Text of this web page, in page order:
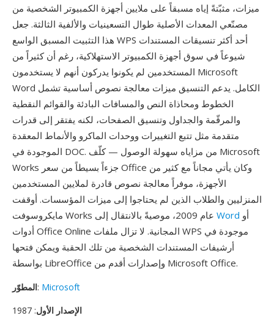
ميزات، مثبّتةً إياه مسبقاً على ملايين أجهزة الكمبيوتر الشخصية من
مصنّعي المعدات الأصلية طوال التسعينيات والألفية الثالثة. جعل
هذا التثبيت المسبق الواسع WPS أحد أكثر تنسيقات المستندات
شيوعاً في سوق أجهزة الكمبيوتر الاستهلاكية، رغم أن كثيراً من
المستخدمين لم يكونوا يدركون أنهم لا يستخدمون Microsoft
Word الكامل. يدعم التنسيق ميزات معالجة نصوص أساسية تشمل
الخطوط ومحاذاة النص والمسافات البادئة والقوائم النقطية
والمرقّمة والجداول وتنسيق الصفحات، لكنه يفتقر إلى قدرات
متقدمة مثل تتبع التغييرات ووحدات الماكرو والأنماط المعقدة
الموجودة في DOC. من مزاياه سهولة الوصول — كلّف Microsoft
Works جزءاً بسيطاً من سعر Office وكان يأتي مجاناً مع كثير من
الأجهزة، موفراً معالجة نصوص قادرة لملايين المستخدمين
المنزليين والطلاب الذين لم يحتاجوا إلى ميزات المؤسسات. أوقفت
Word
أدوات Office Online المجانية. لا تزال ملفات WPS موجودة في
أرشيفات المستندات الشخصية من تلك الحقبة ويمكن فتحها
بواسطة LibreOffice وإصدارات أقدم من Microsoft Office.
المطوّر: Microsoft
الإصدار الأول: 1987